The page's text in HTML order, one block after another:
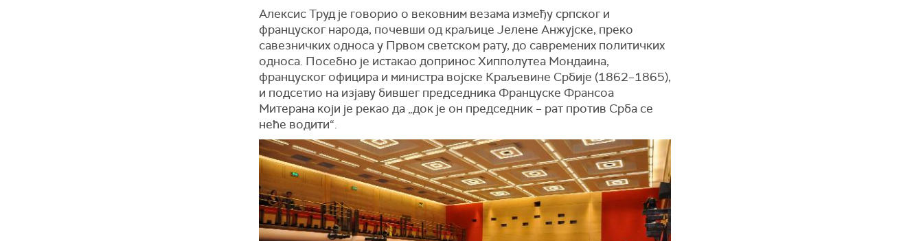
Алексис Труд је говорио о вековним везама између српског и
француског народа, почевши од краљице Јелене Анжујске, преко
савезничких односа у Првом светском рату, до савремених политичких
односа. Посебно је истакао допринос Хипполyтеа Мондаина,
француског официра и министра војске Краљевине Србије (1862–1865),
и подсетио на изјаву бившег председника Француске Франсоа
Митерана који је рекао да „док је он председник – рат против Срба се
неће водити“.